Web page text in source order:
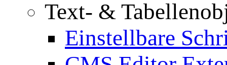
Text- &
Einstellbare